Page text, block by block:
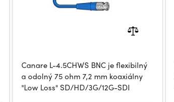
Canare L-4.5CHWS BNC je flexibilný
a odolný 75 ohm 7,2 mm koaxiálny
"Low Loss" SD/HD/3G/12G-SDI